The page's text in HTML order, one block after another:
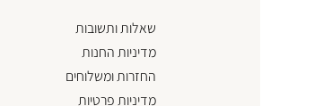
שאלות ותשובות
מדיניות החנות
החזרות ומשלוחים
מדיניות פרטיות